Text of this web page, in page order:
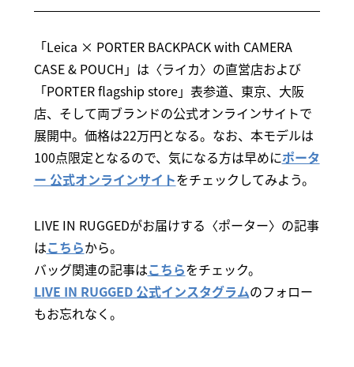
「Leica × PORTER BACKPACK with CAMERA
CASE & POUCH」は〈ライカ〉の直営店および
「PORTER flagship store」表参道、東京、大阪
店、そして両ブランドの公式オンラインサイトで
展開中。価格は22万円となる。なお、本モデルは
100点限定となるので、気になる方は早めにポータ
ー 公式オンラインサイトをチェックしてみよう。
LIVE IN RUGGEDがお届けする〈ポーター〉の記事
はこちらから。
バッグ関連の記事はこちらをチェック。
LIVE IN RUGGED 公式インスタグラムのフォロー
もお忘れなく。